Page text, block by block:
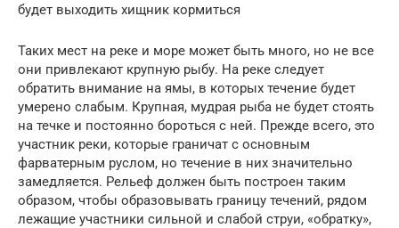
будет выходить хищник кормиться
Таких мест на реке и море может быть много, но не все
они привлекают крупную рыбу. На реке следует
обратить внимание на ямы, в которых течение будет
умерено слабым. Крупная, мудрая рыба не будет стоять
на течке и постоянно бороться с ней. Прежде всего, это
участник реки, которые граничат с основным
фарватерным руслом, но течение в них значительно
замедляется. Рельеф должен быть построен таким
образом, чтобы образовывать границу течений, рядом
лежащие участники сильной и слабой струи, «обратку»,